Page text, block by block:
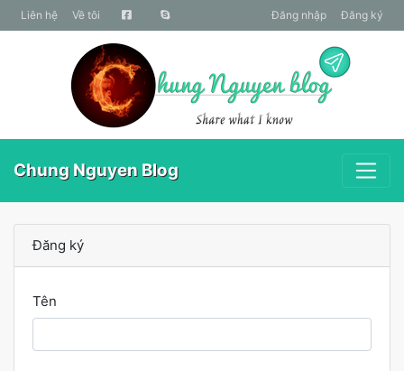
liên hệ Về tôi Đăng nhập Đăng ký
Chung Nguyen Blog
Đăng ký
Tên